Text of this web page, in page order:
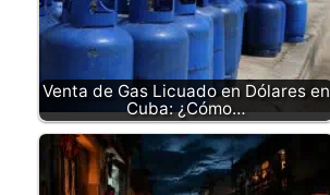
Venta de Gas Licuado en Dólares en
Cuba: ¿Cómo…